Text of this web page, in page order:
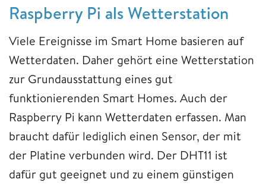
Raspberry Pi als Wetterstation
Viele Ereignisse im Smart Home basieren auf
Wetterdaten. Daher gehört eine Wetterstation
zur Grundausstattung eines gut
funktionierenden Smart Homes. Auch der
Raspberry Pi kann Wetterdaten erfassen. Man
braucht dafür lediglich einen Sensor, der mit
der Platine verbunden wird. Der DHT11 ist
dafür gut geeignet und zu einem günstigen